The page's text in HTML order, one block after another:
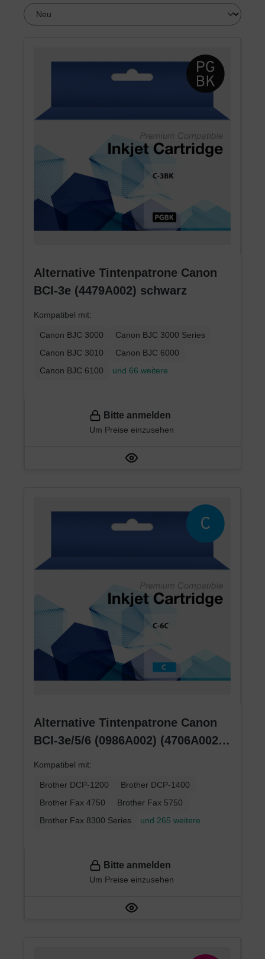
Alternative Tintenpatrone Canon
BCI-3e (4479A002) schwarz
Kompatibel mit:
Canon BJC 3000
Canon BJC 3000 Series
Canon BJC 3010
Canon BJC 6000
Canon BJC 6100
und 66 weitere
Bitte anmelden
Um Preise einzusehen
Alternative Tintenpatrone Canon
BCI-3e/5/6 (0986A002) (4706A002)
Kompatibel mit:
Brother DCP-1200
Brother DCP-1400
Brother Fax 4750
Brother Fax 5750
Brother Fax 8300 Series
und 265 weitere
Bitte anmelden
Um Preise einzusehen